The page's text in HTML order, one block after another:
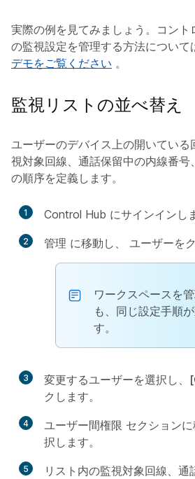
実際の例を見てみましょう。コント
の監視設定を管理する方法について
デモをご覧ください 。
監視リストの並べ替え
ユーザーのデバイス上の開いている
視対象回線、通話保留中の内線番号
の順序を定義します。
1 Control Hub にサインインし
2 管理 に移動し、 ユーザーを
ワークスペース を
も、同じ設定手順
す。
3 変更するユーザーを選択し、
クします。
4 ユーザー間権限 セクションに
択します。
5
リスト内の監視対象回線、通